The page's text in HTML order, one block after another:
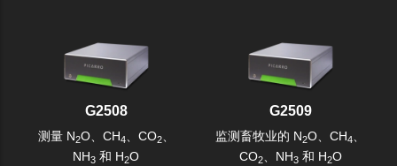
G2508
测量 N2O、CH4 、CO2、
NH3 和 H2O
G2509
监测畜牧业的 N2O、CH4
CO2、NH3和 H2O